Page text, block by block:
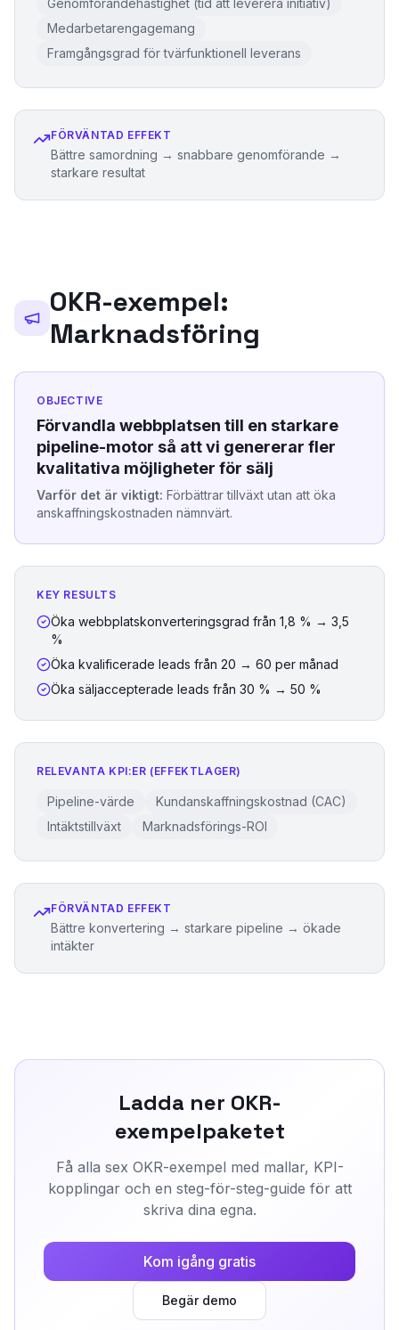
Genomförandehastighet (tid att leverera initiativ)
Medarbetarengagemang
Framgångsgrad för tvärfunktionell leverans
FÖRVÄNTAD EFFEKT
Bättre samordning → snabbare genomförande →
starkare resultat
OKR-exempel:
Marknadsföring
OBJECTIVE
Förvandla webbplatsen till en starkare
pipeline-motor så att vi genererar fler
kvalitativa möjligheter för sälj
Varför det är viktigt: Förbättrar tillväxt utan att öka
anskaffningskostnaden nämnvärt.
KEY RESULTS
Öka webbplatskonverteringsgrad från 1,8 % → 3,5
%
Öka kvalificerade leads från 20 → 60 per månad
Öka säljaccepterade leads från 30 % → 50 %
RELEVANTA KPI:ER (EFFEKTLAGER)
Pipeline-värde
Kundanskaffningskostnad (CAC)
Intäktstillväxt
Marknadsförings-ROI
FÖRVÄNTAD EFFEKT
Bättre konvertering → starkare pipeline → ökade
intäkter
Ladda ner OKR-
exempelpaketet
Få alla sex OKR-exempel med mallar, KPI-
kopplingar och en steg-för-steg-guide för att
skriva dina egna.
Kom igång gratis
Begär demo